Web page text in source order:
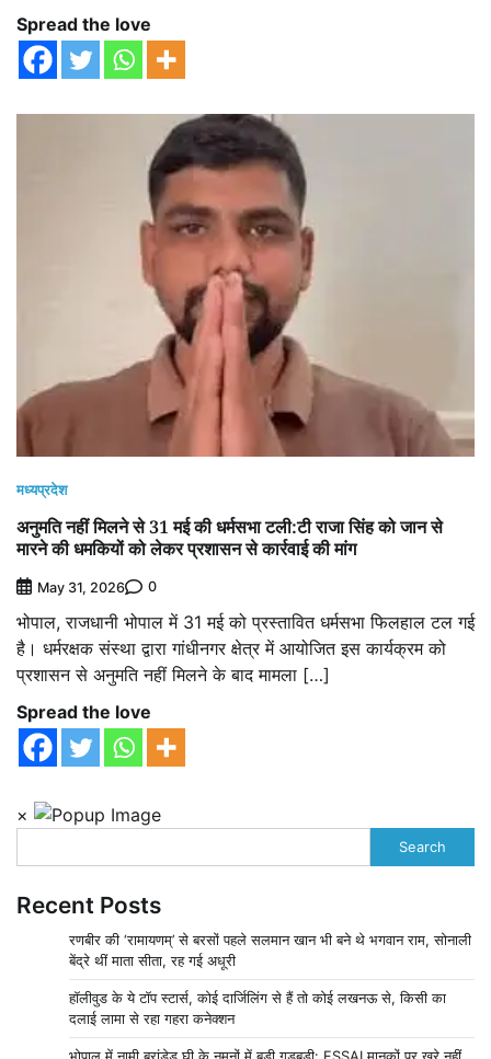
Spread the love
मध्यप्रदेश
अनुमति नहीं मिलने से 31 मई की धर्मसभा टली:टी राजा सिंह को जान से
मारने की धमकियों को लेकर प्रशासन से कार्रवाई की मांग
May 31, 2026 0
भोपाल, राजधानी भोपाल में 31 मई को प्रस्तावित धर्मसभा फिलहाल टल गई
है। धर्मरक्षक संस्था द्वारा गांधीनगर क्षेत्र में आयोजित इस कार्यक्रम को
प्रशासन से अनुमति नहीं मिलने के बाद मामला […]
Spread the love
×
Search
Recent Posts
रणबीर की ‘रामायणम्’ से बरसों पहले सलमान खान भी बने थे भगवान राम, सोनाली
बेंद्रे थीं माता सीता, रह गई अधूरी
हॉलीवुड के ये टॉप स्टार्स, कोई दार्जिलिंग से हैं तो कोई लखनऊ से, किसी का
दलाई लामा से रहा गहरा कनेक्शन
भोपाल में नामी ब्रांडेड घी के नमूनों में बड़ी गड़बड़ी: FSSAI मानकों पर खरे नहीं